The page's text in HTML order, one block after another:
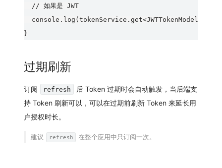
  // 如果是 JWT
过期刷新
订阅 refresh
后 Token 过期时会自动触发，当后端支
持 Token 刷新可以，可以在过期前刷新 Token 来延长用
户授权时长。
建议 refresh 在整个应用中只订阅一次。